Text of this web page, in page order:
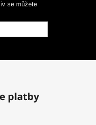
se můžete
platby